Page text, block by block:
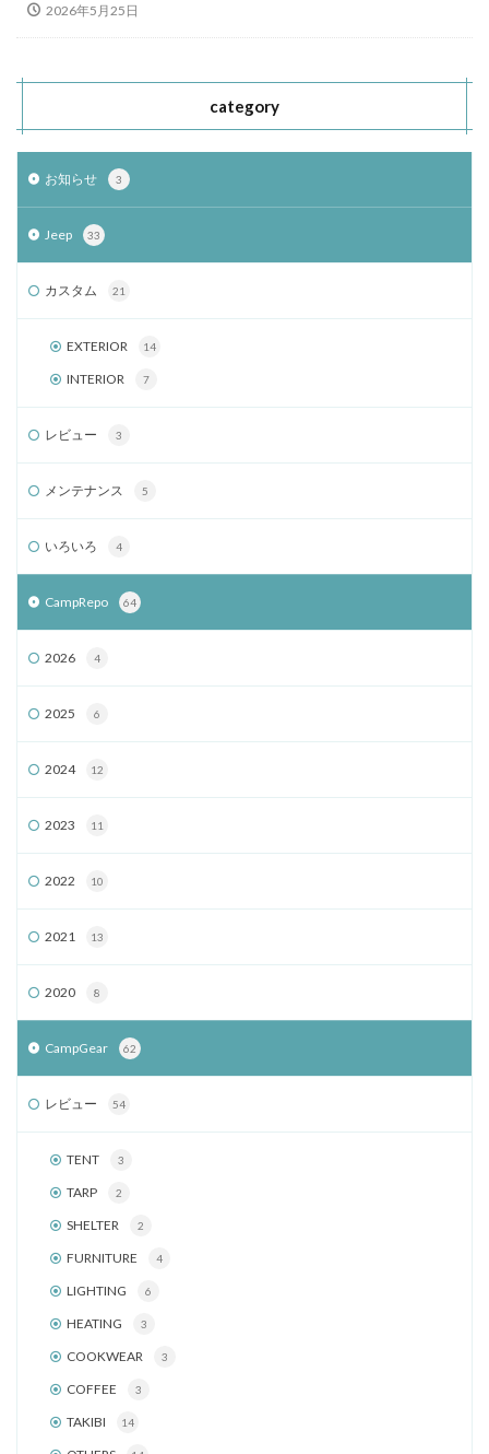
2026年5月25日
category
お知らせ 3
Jeep 33
カスタム 21
EXTERIOR 14
INTERIOR 7
レビュー 3
メンテナンス 5
いろいろ 4
CampRepo 64
2026 4
2025 6
2024 12
2023 11
2022 10
2021 13
2020 8
CampGear 62
レビュー 54
TENT 3
TARP 2
SHELTER 2
FURNITURE 4
LIGHTING 6
HEATING 3
COOKWEAR 3
COFFEE 3
TAKIBI 14